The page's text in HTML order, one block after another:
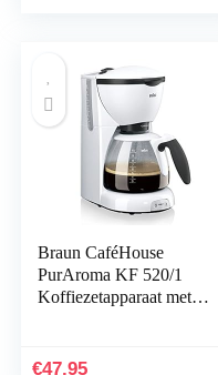
[roestvrij staal,
borosilicaatglas]
Braun CaféHouse
PurAroma KF 520/1
Koffiezetapparaat met
OptiBrew-Technologie,
€47.95